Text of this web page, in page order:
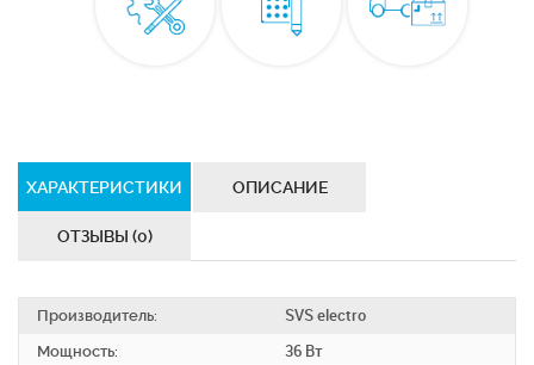
ХАРАКТЕРИСТИКИ ОПИСАНИЕ
ОТЗЫВЫ (0)
Производитель:
SVS electro
Мощность:
36 Вт